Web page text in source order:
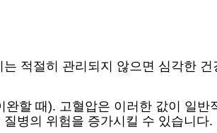
적절히 관리되지 않으면 심각한
할 때). 고혈압은 이러한 값이 일반
병의 위험을 증가시킬 수 있습니다.